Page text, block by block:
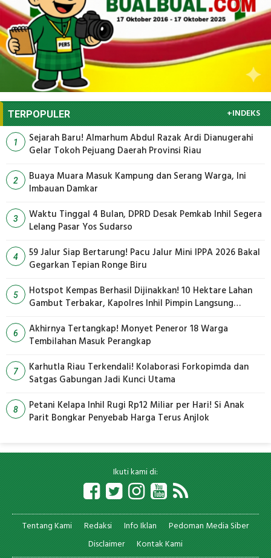
TERPOPULER +INDEKS
1
Sejarah Baru! Almarhum Abdul Razak Ardi Dianugerahi
Gelar Tokoh Pejuang Daerah Provinsi Riau
2
Buaya Muara Masuk Kampung dan Serang Warga, Ini
Imbauan Damkar
3
Waktu Tinggal 4 Bulan, DPRD Desak Pemkab Inhil Segera
Lelang Pasar Yos Sudarso
4
59 Jalur Siap Bertarung! Pacu Jalur Mini IPPA 2026 Bakal
Gegarkan Tepian Ronge Biru
5
Hotspot Kempas Berhasil Dijinakkan! 10 Hektare Lahan
Gambut Terbakar, Kapolres Inhil Pimpin Langsung
6
Akhirnya Tertangkap! Monyet Peneror 18 Warga
Tembilahan Masuk Perangkap
7
Karhutla Riau Terkendali! Kolaborasi Forkopimda dan
Satgas Gabungan Jadi Kunci Utama
8
Petani Kelapa Inhil Rugi Rp12 Miliar per Hari! Si Anak
Parit Bongkar Penyebab Harga Terus Anjlok
Ikuti kami di:
Tentang Kami Redaksi Info Iklan
Pedoman Media Siber
Disclaimer
Kontak Kami